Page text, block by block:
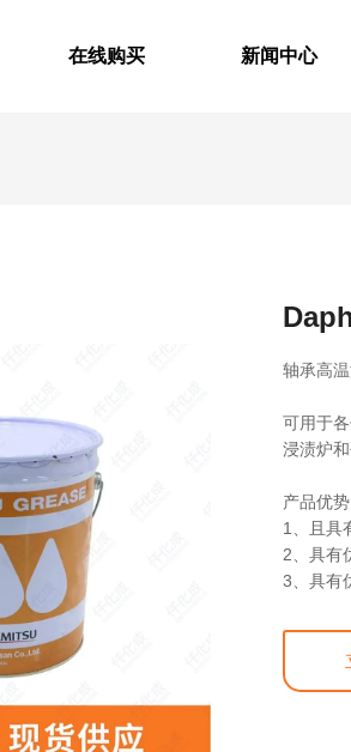
在线购买 新闻中心
轴承高
可用于
浸渍炉和
产品优势
1、且具
2、具有
3、具有